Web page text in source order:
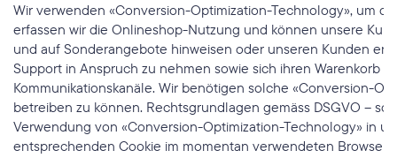
Wir verwenden «Conversion-Optimization-Technology», um
erfassen wir die Onlineshop-Nutzung und können unsere
und auf Sonderangebote hinweisen oder unseren Kunden
Support in Anspruch zu nehmen sowie sich ihren Warenkorb
Kommunikationskanäle. Wir benötigen solche «Conversion-
betreiben zu können. Rechtsgrundlagen gemäss DSGVO –
Verwendung von «Conversion-Optimization-Technology» in
entsprechenden Cookie im momentan verwendeten Browser.